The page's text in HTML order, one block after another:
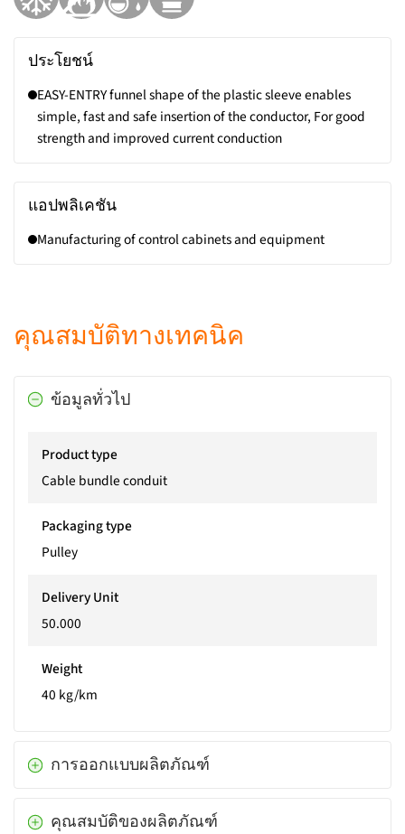
ประโยชน์
EASY-ENTRY funnel shape of the plastic sleeve enables
simple, fast and safe insertion of the conductor, For good
strength and improved current conduction
แอปพลิเคชัน
Manufacturing of control cabinets and equipment
คุณสมบัติทางเทคนิค
ข้อมูลทั่วไป
Product type
Cable bundle conduit
Packaging type
Pulley
Delivery Unit
50.000
Weight
40 kg/km
การออกแบบผลิตภัณฑ์
คุณสมบัติของผลิตภัณฑ์